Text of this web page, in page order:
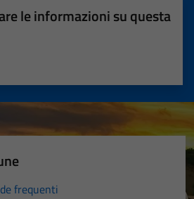
le informazioni su questa
5 stelle su 5
su 5
su 5
5
frequenti